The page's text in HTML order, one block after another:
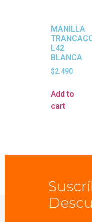
MANILLA
L42
BLANCA
$2.490
Add to
cart